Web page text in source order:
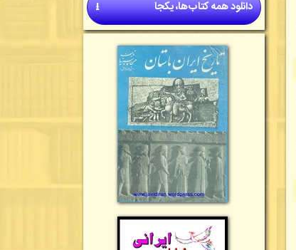
⭳ دانلود همه کتاب‌ها، یکجا